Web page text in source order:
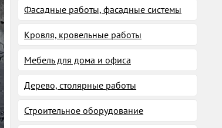
Фасадные работы, фасадные системы
Кровля, кровельные работы
Мебель для дома и офиса
Дерево, столярные работы
Строительное оборудование